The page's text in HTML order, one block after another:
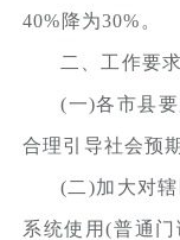
40%降为30%。
二、工作要求
(一)各市县
合理引导社会预
(二)加大对
系统使用(普通